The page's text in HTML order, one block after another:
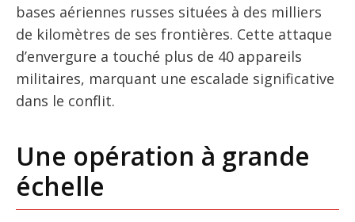
bases aériennes russes situées à des milliers
de kilomètres de ses frontières. Cette attaque
d’envergure a touché plus de 40 appareils
militaires, marquant une escalade significative
dans le conflit.
Une opération à grande
échelle